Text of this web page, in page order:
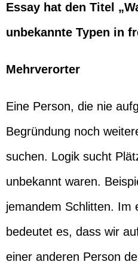
Essay hat den Titel „
unbekannte Typen in
Mehrverorter
Eine Person, die nie
Begründung noch
suchen. Logik sucht
unbekannt waren.
jemandem Schlitten. Im
bedeutet es, dass wir
einer anderen Person